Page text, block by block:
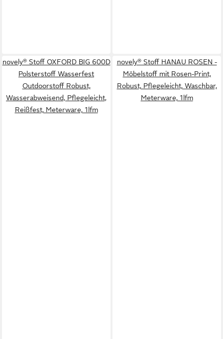
novely® Stoff OXFORD BIG 600D
Polsterstoff Wasserfest
Outdoorstoff Robust,
Wasserabweisend, Pflegeleicht,
Reißfest, Meterware, 1lfm
novely® Stoff HANAU ROSEN -
Möbelstoff mit Rosen-Print,
Robust, Pflegeleicht, Waschbar,
Meterware, 1lfm